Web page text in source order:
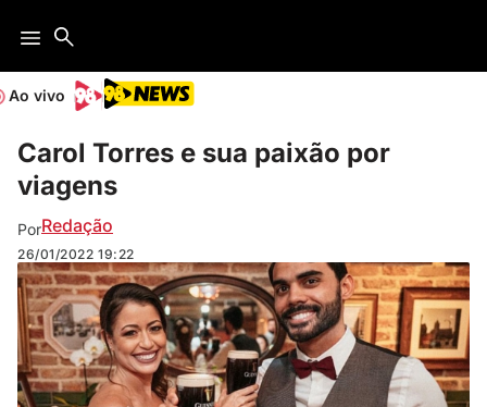
Ao vivo
Carol Torres e sua paixão por
viagens
PorRedação
26/01/2022 19:22